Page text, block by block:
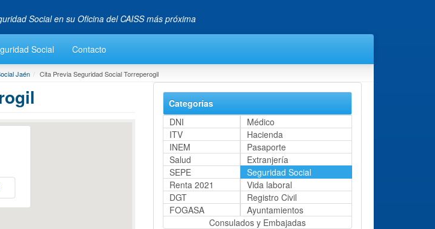
Social en su Oficina del CAISS más próxima
Social Contacto
Jaén Cita Previa Seguridad Social Torreperogil
Categorías
DNI
Médico
ITV
Hacienda
INEM
Pasaporte
Salud
Extranjería
SEPE
Seguridad Social
Renta 2021
Vida laboral
DGT
Registro Civil
FOGASA
Ayuntamientos
Consulados y Embajadas